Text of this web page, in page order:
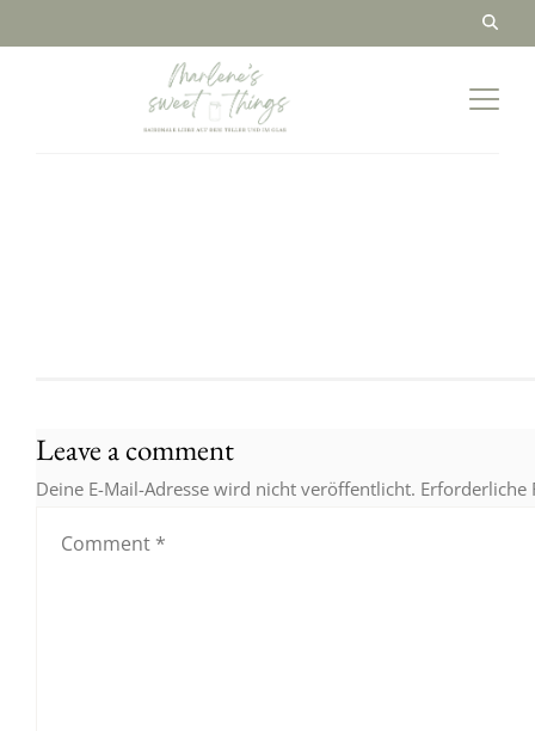
Leave a comment
Deine E-Mail-Adresse wird nicht veröffentlicht.